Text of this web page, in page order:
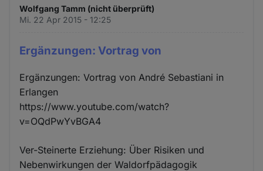
Wolfgang Tamm (nicht überprüft)
Mi. 22 Apr 2015 - 12:25
Ergänzungen: Vortrag von
Ergänzungen: Vortrag von André Sebastiani in
Erlangen
https://www.youtube.com/watch?
v=OQdPwYvBGA4
Ver-Steinerte Erziehung: Über Risiken und
Nebenwirkungen der Waldorfpädagogik